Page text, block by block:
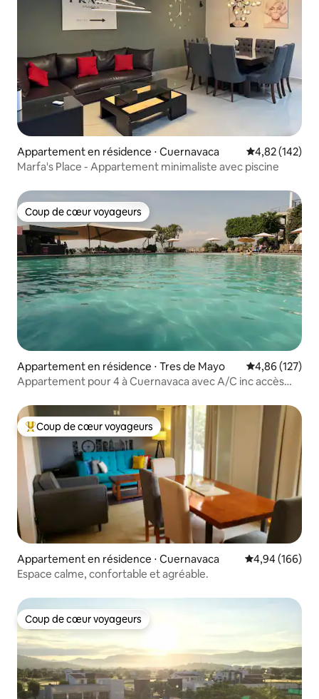
Appartement en résidence ⋅ Cuernavaca Évaluation
4,82 (142)
Marfa's Place - Appartement minimaliste avec piscine
Coup de cœur voyageurs
Coup de cœur voyageurs
Appartement en résidence ⋅ Tres de Mayo Évaluation
4,86 (127)
Appartement pour 4 à Cuernavaca avec A/C inc accès
Coups de cœur voyageurs les plus appréciés
Coup de cœur voyageurs
Appartement en résidence ⋅ Cuernavaca Évaluation
4,94 (166)
Espace calme, confortable et agréable.
Coup de cœur voyageurs
Coup de cœur voyageurs